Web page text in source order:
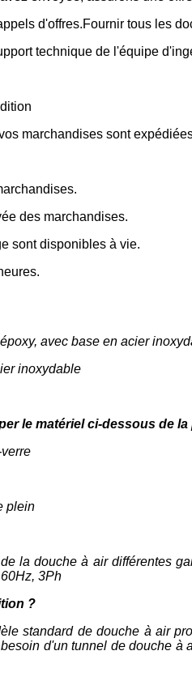
d'offres.Fournir tous les
technique de l'équipe
marchandises sont
des marchandises.
sont disponibles à vie.
avec base en acier
inoxydable
le matériel ci-dessous de la
plein
la douche à air différentes
3Ph
?
standard de douche à air
d'un tunnel de douche à